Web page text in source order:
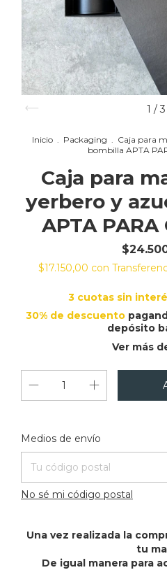
1 / 3
Inicio . Packaging . Caja para
bombilla APTA
Caja para
yerbero y
APTA PARA
$17.150,00 con
3 cuotas sin
30% de descuento
depósito
Ver más
Entregas para el CP:
Medios de envío
No sé mi código postal
Una vez realizada la
tu
De igual manera para